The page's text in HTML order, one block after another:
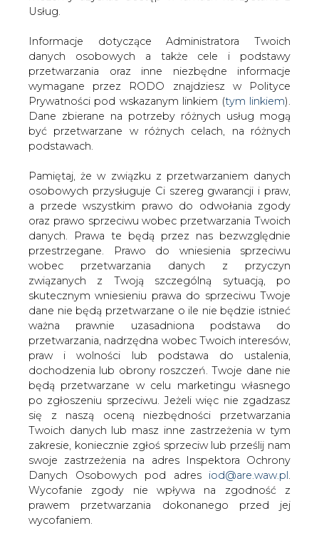
Usług.
Informacje dotyczące Administratora Twoich
danych osobowych a także cele i podstawy
przetwarzania oraz inne niezbędne informacje
wymagane przez RODO znajdziesz w Polityce
Prywatności pod wskazanym linkiem (tym linkiem).
Dane zbierane na potrzeby różnych usług mogą
być przetwarzane w różnych celach, na różnych
podstawach.
Pamiętaj, że w związku z przetwarzaniem danych
osobowych przysługuje Ci szereg gwarancji i praw,
a przede wszystkim prawo do odwołania zgody
oraz prawo sprzeciwu wobec przetwarzania Twoich
danych. Prawa te będą przez nas bezwzględnie
przestrzegane. Prawo do wniesienia sprzeciwu
wobec przetwarzania danych z przyczyn
związanych z Twoją szczególną sytuacją, po
skutecznym wniesieniu prawa do sprzeciwu Twoje
dane nie będą przetwarzane o ile nie będzie istnieć
ważna prawnie uzasadniona podstawa do
przetwarzania, nadrzędna wobec Twoich interesów,
praw i wolności lub podstawa do ustalenia,
dochodzenia lub obrony roszczeń. Twoje dane nie
będą przetwarzane w celu marketingu własnego
po zgłoszeniu sprzeciwu. Jeżeli więc nie zgadzasz
się z naszą oceną niezbędności przetwarzania
Twoich danych lub masz inne zastrzeżenia w tym
zakresie, koniecznie zgłoś sprzeciw lub prześlij nam
swoje zastrzeżenia na adres Inspektora Ochrony
Danych Osobowych pod adres iod@are.waw.pl
Wycofanie zgody nie wpływa na zgodność z
prawem przetwarzania dokonanego przed jej
wycofaniem.
czarteru jednostki FSRU
2024-05-10 09:30
drukuj
skomentuj
udostępnij:
Kancelaria CMS wspiera GAZ-
SYSTEM przy zawarciu pierwszej w
Polsce umowy czarteru jednostki
FSRU
Międzynarodowa kancelaria CMS
udzielała wsparcia w prowadzonym
przez Operatora Gazociągów
Przesyłowych GAZ-SYSTEM S.A.
procesie mającym na celu wyłonienie
dostawcy oraz zawarcie pierwszej w
Polsce umowy czarteru pływającej
jednostki regazyfikacyjnej (FSRU).